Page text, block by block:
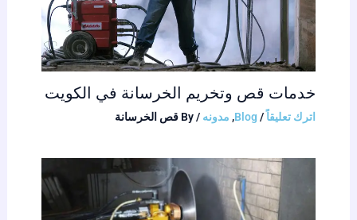
خدمات قص وتخريم الخرسانة في الكويت
اترك تعليقاً /
Blog
, مدونه / By قص الخرسانة